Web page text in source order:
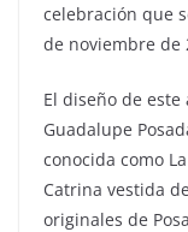
celebración que
de noviembre de
El diseño de
Guadalupe
conocida como
Catrina vestida
originales de